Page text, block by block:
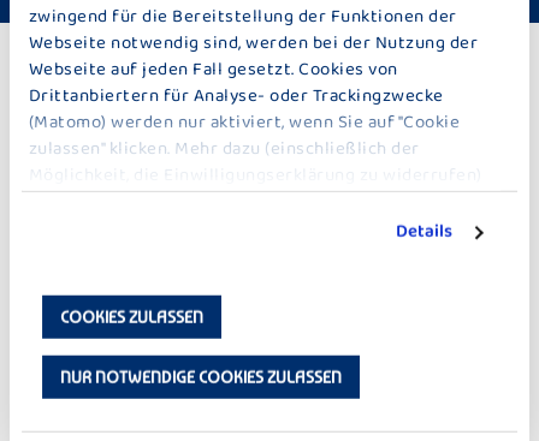
zwingend für die Bereitstellung der Funktionen der
Webseite notwendig sind, werden bei der Nutzung der
Webseite auf jeden Fall gesetzt. Cookies von
Drittanbiertern für Analyse- oder Trackingzwecke
(Matomo) werden nur aktiviert, wenn Sie auf "Cookie
zulassen" klicken. Mehr dazu (einschließlich der
Möglichkeit, die Einwilligungserklärung zu widerrufen)
erfahren Sie in unsererDatenschutzerklärung.
Details
COOKIES ZULASSEN
NUR NOTWENDIGE COOKIES ZULASSEN
ZU DEN REZEPTEN
WEITERE IDEEN ZU NACHSPEISEN